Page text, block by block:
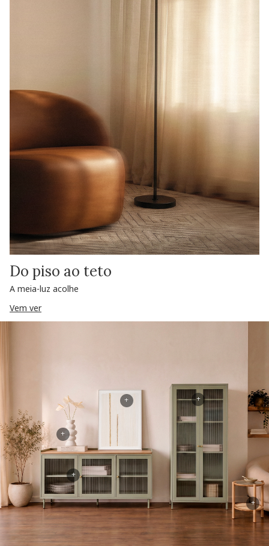
Do piso ao teto
A meia-luz acolhe
Vem ver
+
+
+
+
+